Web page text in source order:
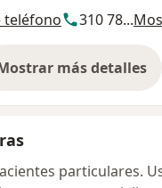
teléfono 310 78...
más detalles
sobre la
particulares.